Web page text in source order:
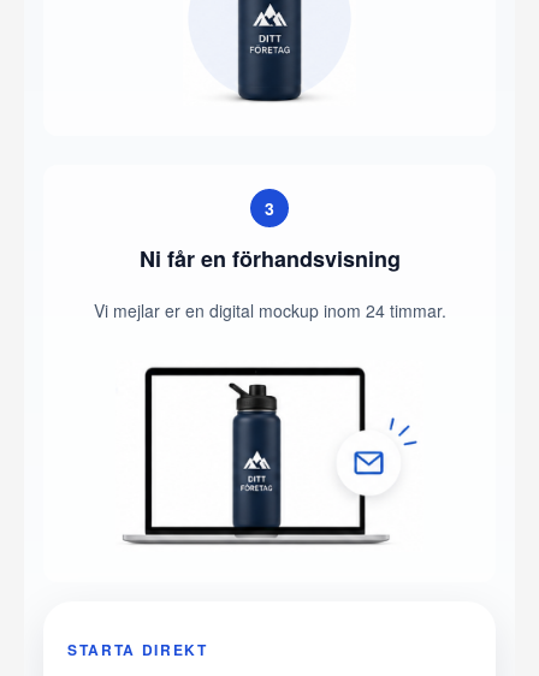
3
Ni får en förhandsvisning
Vi mejlar er en digital mockup inom 24 timmar.
STARTA DIREKT